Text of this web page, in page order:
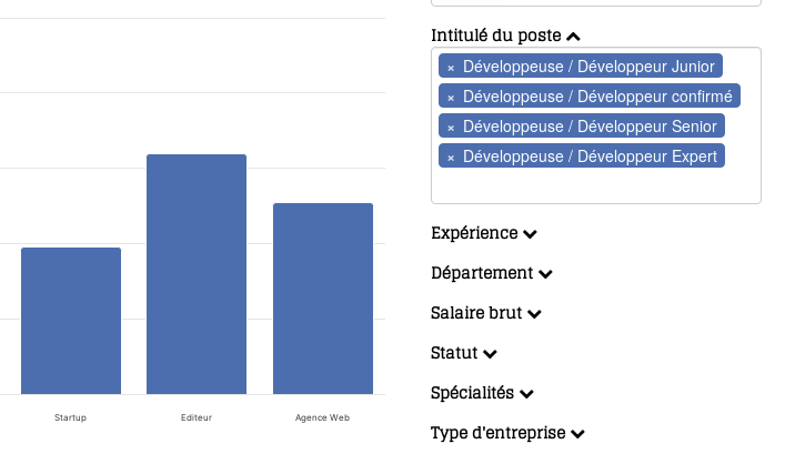
Startup Editeur Agence Web
Intitulé du poste
× Développeuse / Développeur Junior
× Développeuse / Développeur confirmé
× Développeuse / Développeur Senior
× Développeuse / Développeur Expert
Expérience
Département
Salaire brut
Statut
Spécialités
Type d'entreprise